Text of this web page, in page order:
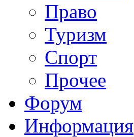
Право
Туризм
Спорт
Прочее
Форум
Информация